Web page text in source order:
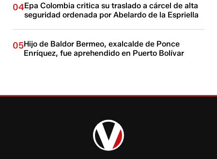
04Epa Colombia critica su traslado a cárcel de alta
seguridad ordenada por Abelardo de la Espriella
05Hijo de Baldor Bermeo, exalcalde de Ponce
Enríquez, fue aprehendido en Puerto Bolívar